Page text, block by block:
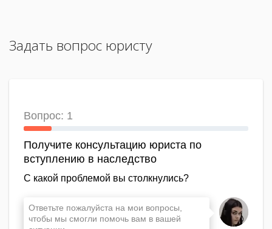
Задать вопрос юристу